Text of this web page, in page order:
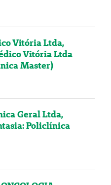
Vitória Ltda,
Vitória Ltda
Master)
Geral Ltda,
Policlínica